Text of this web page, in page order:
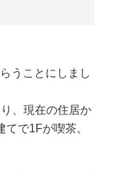
うことにしまし
、現在の住居か
で1Fが喫茶。